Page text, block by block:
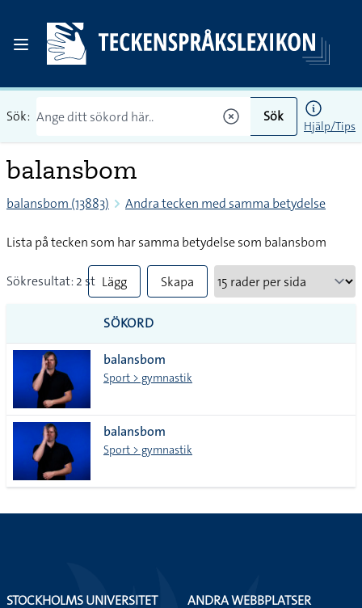
Sök: Sök
Hjälp/Tips
balansbom
balansbom (13883) Andra tecken med samma betydelse
Lista på tecken som har samma betydelse som balansbom
Sökresultat: 2 st Lägg
till
alla i
lista
Skapa
SÖKORD
balansbom
Sport > gymnastik
balansbom
Sport > gymnastik
STOCKHOLMS UNIVERSITET
ANDRA WEBBPLATSER